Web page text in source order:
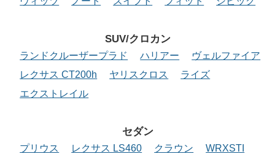
SUV/クロカン
ランドクルーザープラド ハリアー
ヴェルファイア
レクサス CT200h
ヤリスクロス
ライズ
エクストレイル
セダン
プリウス レクサス LS460 クラウン
WRXSTI